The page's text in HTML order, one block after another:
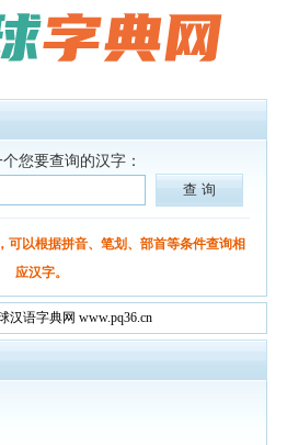
您要查询的汉字：
可以根据拼音、笔划、部首等条件查询相
应汉字。
汉语字典网 www.pq36.cn